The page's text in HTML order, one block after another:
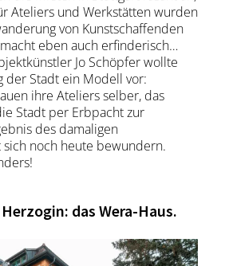
Ateliers und Werkstätten wurden
von Kunstschaffenden
eben auch erfinderisch…
Jo Schöpfer wollte
der Stadt ein Modell vor:
ihre Ateliers selber, das
Stadt per Erbpacht zur
des damaligen
sich noch heute bewundern.
das Wera-Haus.